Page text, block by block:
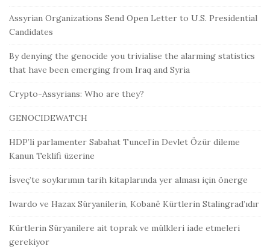
Assyrian Organizations Send Open Letter to U.S. Presidential
Candidates
By denying the genocide you trivialise the alarming statistics
that have been emerging from Iraq and Syria
Crypto-Assyrians: Who are they?
GENOCIDEWATCH
HDP’li parlamenter Sabahat Tuncel’in Devlet Özür dileme
Kanun Teklifi üzerine
İsveç’te soykırımın tarih kitaplarında yer alması için önerge
Iwardo ve Hazax Süryanilerin, Kobanê Kürtlerin Stalingrad’ıdır
Kürtlerin Süryanilere ait toprak ve mülkleri iade etmeleri
gerekiyor